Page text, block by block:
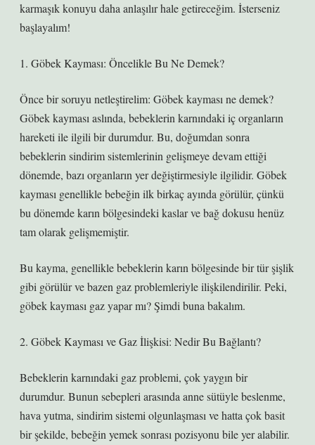
karmaşık konuyu daha anlaşılır hale getireceğim. İsterseniz
başlayalım!
1. Göbek Kayması: Öncelikle Bu Ne Demek?
Önce bir soruyu netleştirelim: Göbek kayması ne demek?
Göbek kayması aslında, bebeklerin karnındaki iç organların
hareketi ile ilgili bir durumdur. Bu, doğumdan sonra
bebeklerin sindirim sistemlerinin gelişmeye devam ettiği
dönemde, bazı organların yer değiştirmesiyle ilgilidir. Göbek
kayması genellikle bebeğin ilk birkaç ayında görülür, çünkü
bu dönemde karın bölgesindeki kaslar ve bağ dokusu henüz
tam olarak gelişmemiştir.
Bu kayma, genellikle bebeklerin karın bölgesinde bir tür şişlik
gibi görülür ve bazen gaz problemleriyle ilişkilendirilir. Peki,
göbek kayması gaz yapar mı? Şimdi buna bakalım.
2. Göbek Kayması ve Gaz İlişkisi: Nedir Bu Bağlantı?
Bebeklerin karnındaki gaz problemi, çok yaygın bir
durumdur. Bunun sebepleri arasında anne sütüyle beslenme,
hava yutma, sindirim sistemi olgunlaşması ve hatta çok basit
bir şekilde, bebeğin yemek sonrası pozisyonu bile yer alabilir.